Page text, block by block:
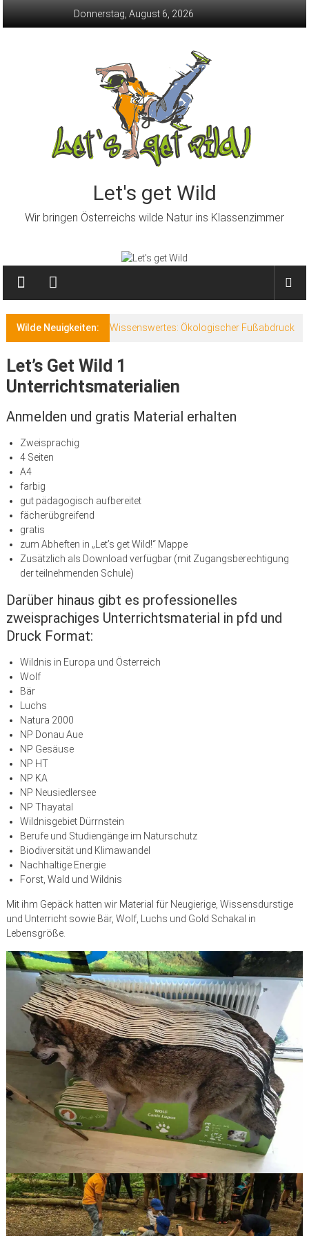
Donnerstag, August 6, 2026
Let's get Wild
Wir bringen Österreichs wilde Natur ins Klassenzimmer
Wilde Neuigkeiten: Wissenswertes: Ökologischer Fußabdruck
Let’s Get Wild 1
Unterrichtsmaterialien
Anmelden und gratis Material erhalten
Zweisprachig
4 Seiten
A4
farbig
gut pädagogisch aufbereitet
fächerübgreifend
gratis
zum Abheften in „Let’s get Wild!“ Mappe
Zusätzlich als Download verfügbar (mit Zugangsberechtigung
der teilnehmenden Schule)
Darüber hinaus gibt es professionelles
zweisprachiges Unterrichtsmaterial in pfd und
Druck Format:
Wildnis in Europa und Österreich
Wolf
Bär
Luchs
Natura 2000
NP Donau Aue
NP Gesäuse
NP HT
NP KA
NP Neusiedlersee
NP Thayatal
Wildnisgebiet Dürrnstein
Berufe und Studiengänge im Naturschutz
Biodiversität und Klimawandel
Nachhaltige Energie
Forst, Wald und Wildnis
Mit ihm Gepäck hatten wir Material für Neugierige, Wissensdurstige
und Unterricht sowie Bär, Wolf, Luchs und Gold Schakal in
Lebensgröße.